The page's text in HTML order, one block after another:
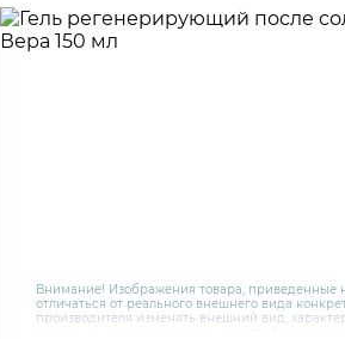
Внимание! Изображения товара, приведенные
отличаться от реального внешнего вида
производителя изменять внешний вид,